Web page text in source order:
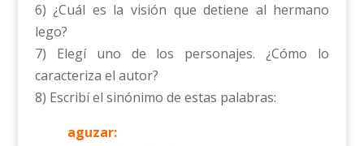
6) ¿Cuál es la visión que detiene al hermano
lego?
7) Elegí uno de los personajes. ¿Cómo lo
caracteriza el autor?
8) Escribí el sinónimo de estas palabras:
aguzar: